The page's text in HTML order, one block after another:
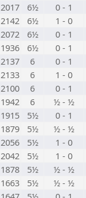
2017 6½
0 - 1
2142 6½
1 - 0
2072 6½
0 - 1
1936 6½
0 - 1
2137 6
0 - 1
2133 6
1 - 0
2100 6
0 - 1
1942 6
½ - ½
1915 5½
0 - 1
1879 5½
½ - ½
2056 5½
1 - 0
2042 5½
1 - 0
1878 5½
½ - ½
1663 5½
½ - ½